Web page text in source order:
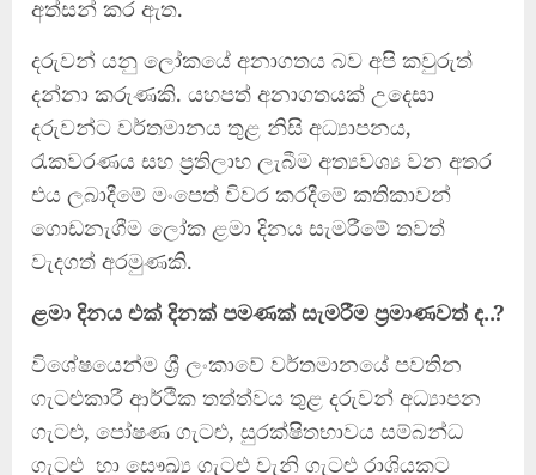
අත්සන් කර ඇත.
දරුවන් යනු ලෝකයේ අනාගතය බව අපි කවුරුත්
දන්නා කරුණකි. යහපත් අනාගතයක් උදෙසා
දරුවන්ට වර්තමානය තුළ නිසි අධ්‍යාපනය,
රැකවරණය සහ ප්‍රතිලාභ ලැබීම අත්‍යවශ්‍ය වන අතර
එය ලබාදීමේ මංපෙත් විවර කරදීමේ කතිකාවන්
ගොඩනැගීම ලෝක ළමා දිනය සැමරීමේ තවත්
වැදගත් අරමුණකි.
ළමා දිනය එක් දිනක් පමණක් සැමරීම ප්‍රමාණවත් ද..?
විශේෂයෙන්ම ශ්‍රී ලංකාවේ වර්තමානයේ පවතින
ගැටළුකාරී ආර්ථික තත්ත්වය තුළ දරුවන් අධ්‍යාපන
ගැටළු, පෝෂණ ගැටළු, සුරක්ෂිතභාවය සම්බන්ධ
ගැටළු හා සෞඛ්‍ය ගැටළු වැනි ගැටළු රාශියකට